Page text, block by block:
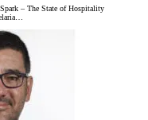
– The State of Hospitality